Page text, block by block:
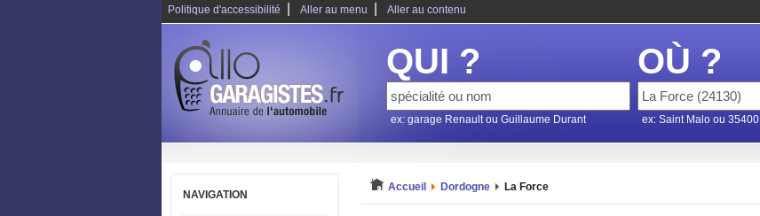
Politique d'accessibilité Aller au menu Aller au contenu
QUI ?
ex: garage Renault ou Guillaume Durant
OÙ ?
ex: Saint Malo ou 35400
NAVIGATION
Accueil Dordogne La Force